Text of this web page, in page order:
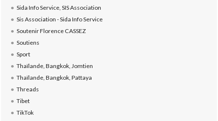
Sida Info Service, SIS Association
Sis Association - Sida Info Service
Soutenir Florence CASSEZ
Soutiens
Sport
Thaïlande, Bangkok, Jomtien
Thaïlande, Bangkok, Pattaya
Threads
Tibet
TikTok